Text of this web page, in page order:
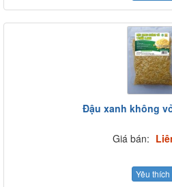
Đậu xanh không
Giá bán:
Yêu thích